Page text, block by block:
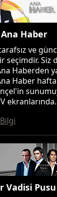
Haber
ve
seçimdir. Siz
Haberden
Haber
Vadisi Pusu